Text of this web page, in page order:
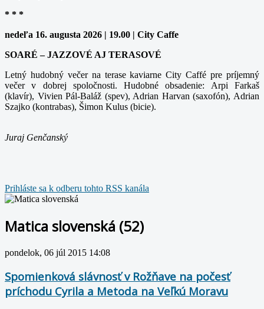
* * *
nedeľa 16. augusta 2026 | 19.00 | City Caffe
SOARÉ – JAZZOVÉ AJ TERASOVÉ
Letný hudobný večer na terase kaviarne City Caffé pre príjemný
večer v dobrej spoločnosti. Hudobné obsadenie: Arpi Farkaš
(klavír), Vivien Pál-Baláž (spev), Adrian Harvan (saxofón), Adrian
Szajko (kontrabas), Šimon Kulus (bicie).
Juraj Genčanský
Prihláste sa k odberu tohto RSS kanála
Matica slovenská (52)
pondelok, 06 júl 2015 14:08
Spomienková slávnosť v Rožňave na počesť
príchodu Cyrila a Metoda na Veľkú Moravu